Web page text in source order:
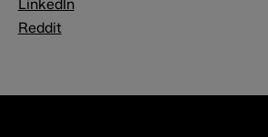
LinkedIn
Reddit